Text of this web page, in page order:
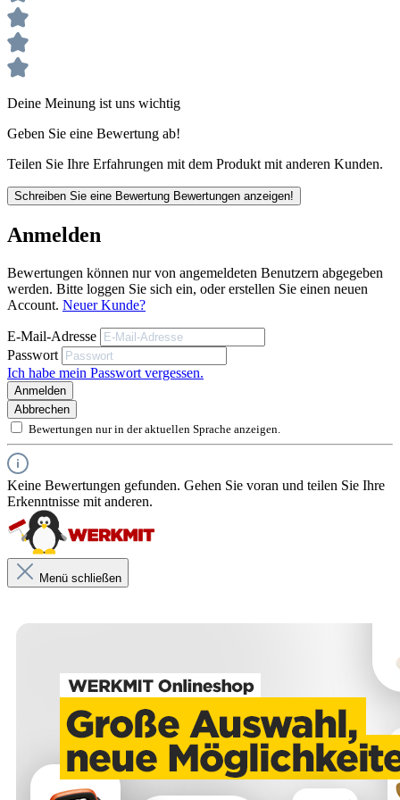
Kurzflor = glatte Untergründe
Langflor = raue Untergründe
Unsere anwendungstechnischen Empfehlungen dienen der
Sie entbinden nicht davon, unsere Produkte grundsätzlich auf ihre
Eignung für den vorgesehenen Anwendungszweck in eigener
Vorgeschwaschener Hochleistungsbelag aus Polyamid-
Spinnfaser
Hohe Farbaufnahme sowie gleichmäßige Farbabgabe
INFO!
Vorteile von Polyamid Farbwalzen: geeignet für fast alle
Anstrichmittel u.a. auch für lösemittelhaltige Lacke und Farben,
besonders spritzarm, sehr fusselarm und sehr strapazierfähig.
Kurzflor = glatte Untergründe
Langflor = raue Untergründe
Unsere anwendungstechnischen Empfehlungen dienen der Unterstützung
des Käufers bzw. Verarbeiters.
Sie entbinden nicht davon, unsere Produkte grundsätzlich auf ihre Eignung
für den vorgesehenen Anwendungszweck in eigener Verantwortung zu
prüfen.
Deine Meinung ist uns wichtig
Geben Sie eine Bewertung ab!
Teilen Sie Ihre Erfahrungen mit dem Produkt mit anderen Kunden.
Schreiben Sie eine Bewertung Bewertungen anzeigen!
Anmelden
Bewertungen können nur von angemeldeten Benutzern abgegeben
werden. Bitte loggen Sie sich ein, oder erstellen Sie einen neuen
Account. Neuer Kunde?
E-Mail-Adresse
Passwort
Ich habe mein Passwort vergessen.
Anmelden
Abbrechen
Bewertungen nur in der aktuellen Sprache anzeigen.
Keine Bewertungen gefunden. Gehen Sie voran und teilen Sie Ihre
Erkenntnisse mit anderen.
Menü schließen